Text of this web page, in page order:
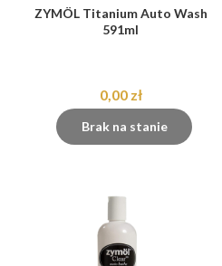
ZYMÖL Titanium Auto Wash
591ml
0,00 zł
Brak na stanie